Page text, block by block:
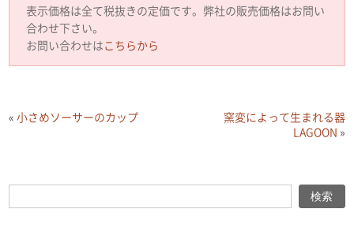
表示価格は全て税抜きの定価です。弊社の販売価格はお問い
合わせ下さい。
お問い合わせは こちらから
«小さめソーサーのカップ
窯変によって生まれる器
LAGOON »
検索